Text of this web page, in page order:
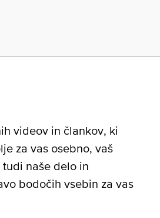
videov in člankov, ki
za vas osebno, vaš
naše delo in
bodočih vsebin za vas